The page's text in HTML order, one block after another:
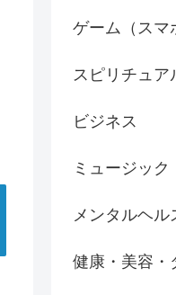
ゲーム（スマ
スピリチュア
ビジネス
ミュージック
メンタルヘル
健康・美容・